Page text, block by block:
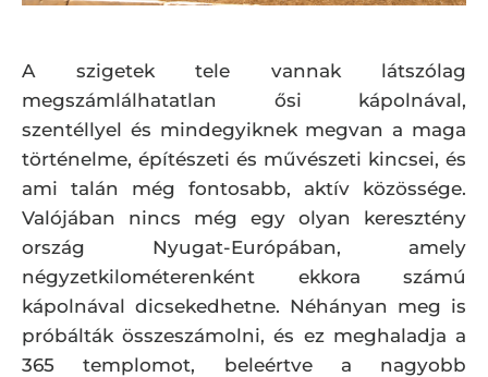
A szigetek tele vannak látszólag
megszámlálhatatlan ősi kápolnával,
szentéllyel és mindegyiknek megvan a maga
történelme, építészeti és művészeti kincsei, és
ami talán még fontosabb, aktív közössége.
Valójában nincs még egy olyan keresztény
ország Nyugat-Európában, amely
négyzetkilométerenként ekkora számú
kápolnával dicsekedhetne. Néhányan meg is
próbálták összeszámolni, és ez meghaladja a
365 templomot, beleértve a nagyobb